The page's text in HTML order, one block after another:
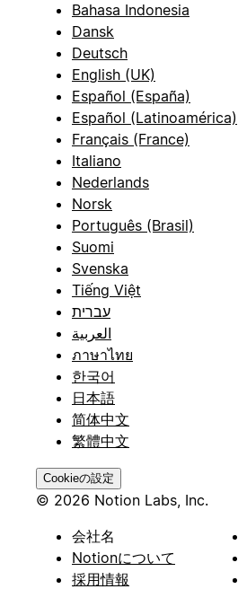
Bahasa Indonesia
Dansk
Deutsch
English (UK)
Español (España)
Español (Latinoamérica)
Français (France)
Italiano
Nederlands
Norsk
Português (Brasil)
Suomi
Svenska
Tiếng Việt
עברית
العربية
ภาษาไทย
한국어
日本語
简体中文
繁體中文
Cookieの設定
© 2026 Notion Labs, Inc.
会社名
Notionについて
採用情報